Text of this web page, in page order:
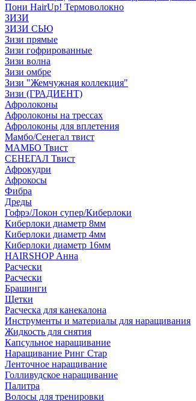
Пони HairUp! Термоволокно
ЗИЗИ
ЗИЗИ СЬЮ
Зизи прямые
Зизи гофрированные
Зизи волна
Зизи омбре
Зизи "Жемчужная коллекция"
Зизи (ГРАДИЕНТ)
Афролоконы
Афролоконы на трессах
Афролоконы для вплетения
Мамбо/Сенегал твист
МАМБО Твист
СЕНЕГАЛ Твист
Афрокудри
Афрокосы
Фибра
Дреды
Гофрэ/Локон супер/Киберлоки
Киберлоки диаметр 8мм
Киберлоки диаметр 4мм
Киберлоки диаметр 16мм
HAIRSHOP Анна
Расчески
Расчески
Брашинги
Щетки
Расческа для канекалона
Инструменты и материалы для наращивания
Жидкость для снятия
Капсульное наращивание
Наращивание Ринг Стар
Ленточное наращивание
Голливудское наращивание
Палитра
Волосы для тренировки